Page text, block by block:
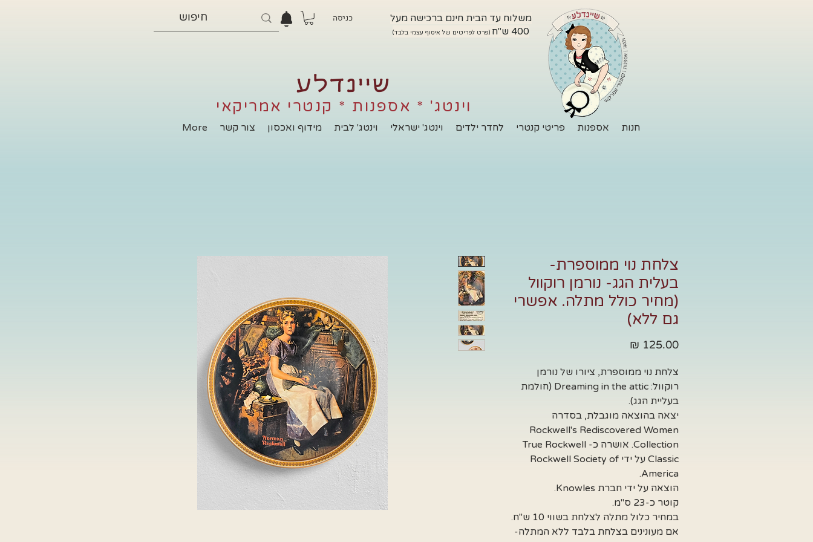
כניסה
משלוח עד הבית חינם ברכישה מעל
400 ש"ח
(פרט לפריטים של איסוף עצמי בלבד)
שיינדלע
וינטג' * אספנות * קנטרי אמריקאי
חנות אספנות פריטי קנטרי לחדר ילדים וינטג' ישראלי וינטג' לבית מידוף ואכסון צור קשר More
צלחת נוי ממוספרת-
בעלית הגג- נורמן רוקוול
(מחיר כולל מתלה. אפשרי
גם ללא)
צלחת נוי ממוספרת, ציורו של נורמן
רוקוול: Dreaming in the attic (חולמת
בעליית הגג).
יצאה בהוצאה מוגבלת, בסדרה
Rockwell's Rediscovered Women
Collection. אושרה כ- True Rockwell
Classic על ידי Rockwell Society of
America.
הוצאה על ידי חברת Knowles.
קוטר כ-23 ס"מ.
במחיר כלול מתלה לצלחת בשווי 10 ש"ח.
אם מעונינים בצלחת בלבד ללא המתלה-